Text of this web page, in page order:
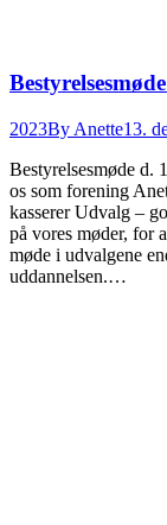
2023By Anette13.
Bestyrelsesmøde d.
os som forening
kasserer Udvalg –
på vores møder, for
møde i udvalgene
uddannelsen.…